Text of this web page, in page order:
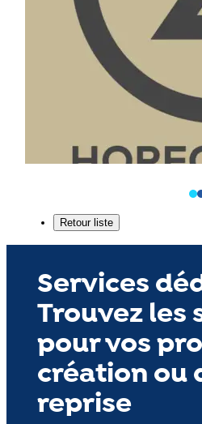
Services
Trouvez les
pour vos
création ou
reprise